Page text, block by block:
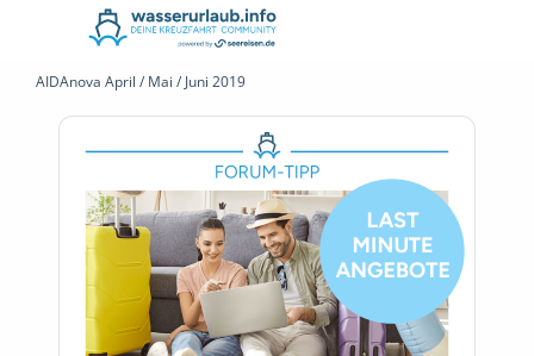
AIDAnova April / Mai / Juni 2019